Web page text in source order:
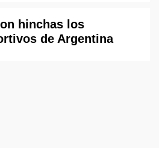
hinchas los
de Argentina